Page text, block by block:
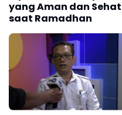
yang Aman dan Sehat
saat Ramadhan